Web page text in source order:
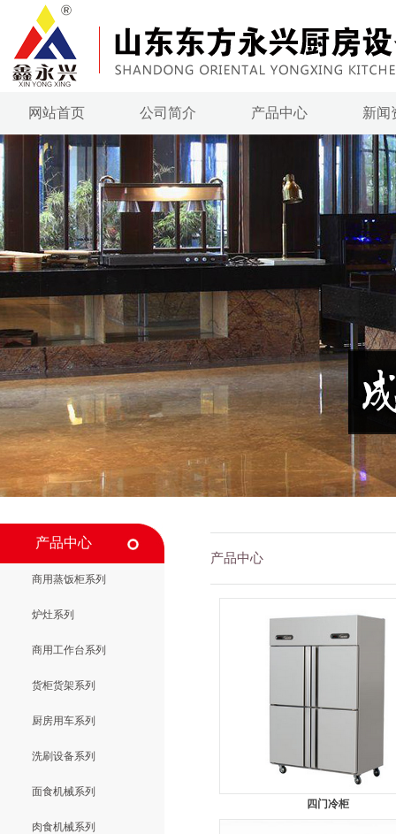
网站首页 公司简介 产品中心 新闻
产品中心
商用蒸饭柜系列
炉灶系列
商用工作台系列
货柜货架系列
厨房用车系列
洗刷设备系列
面食机械系列
肉食机械系列
产品中心
四门冷柜